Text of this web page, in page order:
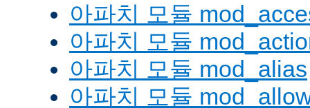
아파치 모듈
아파치 모듈
아파치 모듈 mod_alias
아파치 모듈